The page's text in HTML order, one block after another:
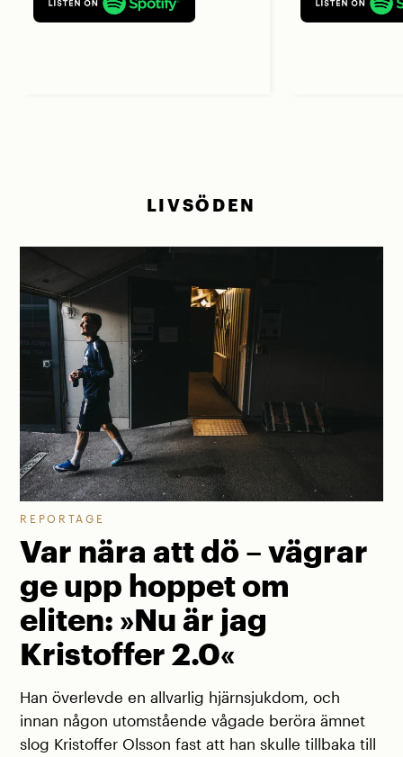
LIVSÖDEN
REPORTAGE
Var nära att dö – vägrar
ge upp hoppet om
eliten: »Nu är jag
Kristoffer 2.0«
Han överlevde en allvarlig hjärnsjukdom, och
innan någon utomstående vågade beröra ämnet
slog Kristoffer Olsson fast att han skulle tillbaka till